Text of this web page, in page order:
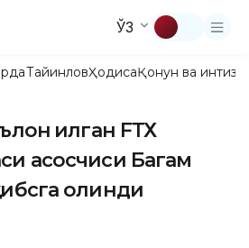
ЎЗ
ТайинловҲодисаҚонун ва
қилган FТХ
асосчиси Багам
олинди